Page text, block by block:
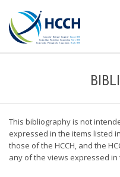
This bibliography is not
expressed in the items listed
those of the HCCH, and the
any of the views expressed